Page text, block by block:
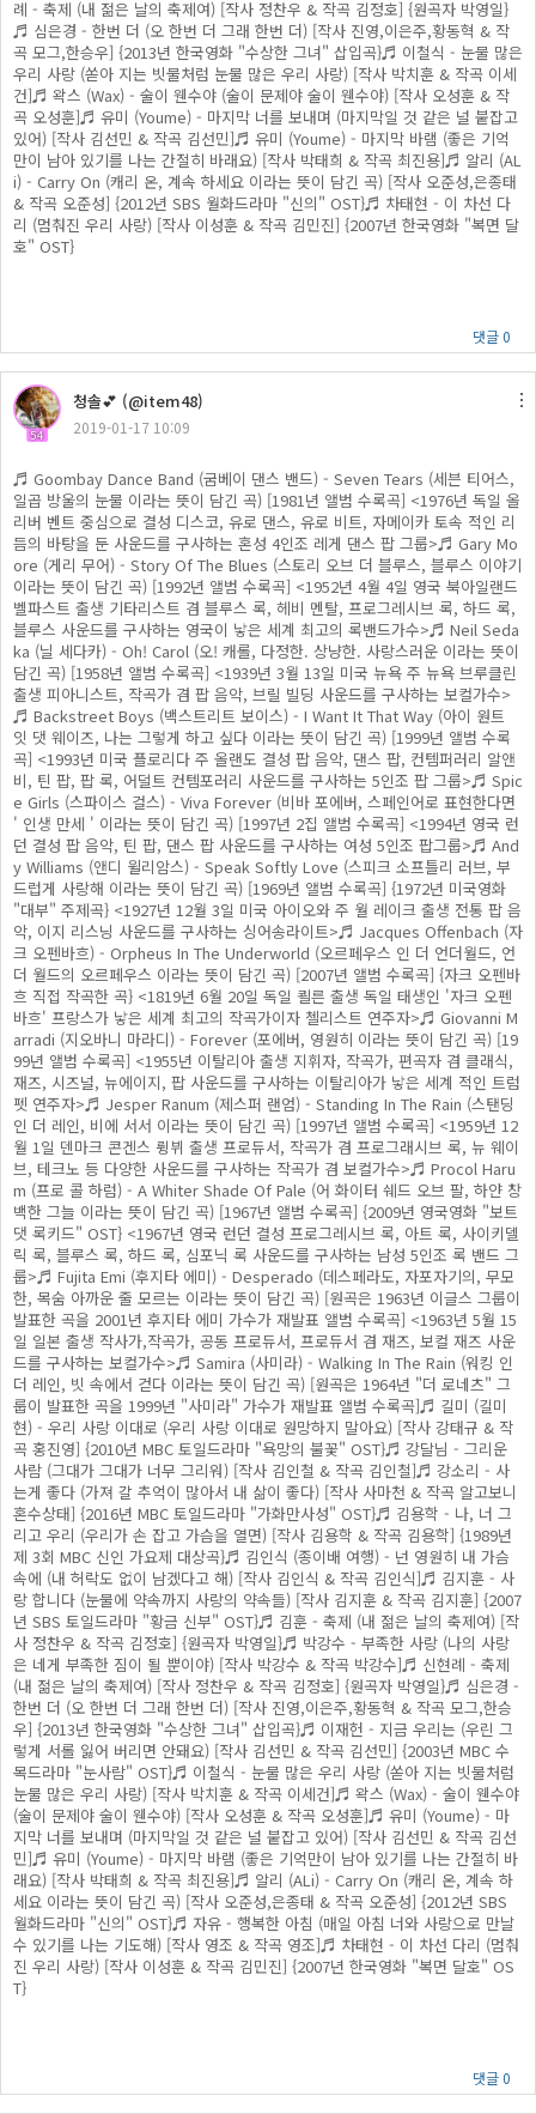
례 - 축제 (내 젊은 날의 축제여) [작사 정찬우 & 작곡 김정호] {원곡자 박영일}
♬ 심은경 - 한번 더 (오 한번 더 그래 한번 더) [작사 진영,이은주,황동혁 & 작
곡 모그,한승우] {2013년 한국영화 "수상한 그녀" 삽입곡}♬ 이철식 - 눈물 많은
우리 사랑 (쏟아 지는 빗물처럼 눈물 많은 우리 사랑) [작사 박치훈 & 작곡 이세
건]♬ 왁스 (Wax) - 술이 웬수야 (술이 문제야 술이 웬수야) [작사 오성훈 & 작
곡 오성훈]♬ 유미 (Youme) - 마지막 너를 보내며 (마지막일 것 같은 널 붙잡고
있어) [작사 김선민 & 작곡 김선민]♬ 유미 (Youme) - 마지막 바램 (좋은 기억
만이 남아 있기를 나는 간절히 바래요) [작사 박태희 & 작곡 최진용]♬ 알리 (AL
i) - Carry On (캐리 온, 계속 하세요 이라는 뜻이 담긴 곡) [작사 오준성,은종태
& 작곡 오준성] {2012년 SBS 월화드라마 "신의" OST}♬ 차태현 - 이 차선 다
리 (멈춰진 우리 사랑) [작사 이성훈 & 작곡 김민진] {2007년 한국영화 "복면 달
호" OST}
댓글 0
54
청솔💕 (@item48)
2019-01-17 10:09
♬ Goombay Dance Band (굼베이 댄스 밴드) - Seven Tears (세븐 티어스,
일곱 방울의 눈물 이라는 뜻이 담긴 곡) [1981년 앨범 수록곡] <1976년 독일 올
리버 벤트 중심으로 결성 디스코, 유로 댄스, 유로 비트, 자메이카 토속 적인 리
듬의 바탕을 둔 사운드를 구사하는 혼성 4인조 레게 댄스 팝 그룹>♬ Gary Mo
ore (게리 무어) - Story Of The Blues (스토리 오브 더 블루스, 블루스 이야기
이라는 뜻이 담긴 곡) [1992년 앨범 수록곡] <1952년 4월 4일 영국 북아일랜드
벨파스트 출생 기타리스트 겸 블루스 록, 헤비 멘탈, 프로그레시브 록, 하드 록,
블루스 사운드를 구사하는 영국이 낳은 세계 최고의 록밴드가수>♬ Neil Seda
ka (닐 세다카) - Oh! Carol (오! 캐롤, 다정한. 상냥한. 사랑스러운 이라는 뜻이
담긴 곡) [1958년 앨범 수록곡] <1939년 3월 13일 미국 뉴욕 주 뉴욕 브루클린
출생 피아니스트, 작곡가 겸 팝 음악, 브릴 빌딩 사운드를 구사하는 보컬가수>
♬ Backstreet Boys (백스트리트 보이스) - I Want It That Way (아이 원트
잇 댓 웨이즈, 나는 그렇게 하고 싶다 이라는 뜻이 담긴 곡) [1999년 앨범 수록
곡] <1993년 미국 플로리다 주 올랜도 결성 팝 음악, 댄스 팝, 컨템퍼러리 알앤
비, 틴 팝, 팝 록, 어덜트 컨템포러리 사운드를 구사하는 5인조 팝 그룹>♬ Spic
e Girls (스파이스 걸스) - Viva Forever (비바 포에버, 스페인어로 표현한다면
' 인생 만세 ' 이라는 뜻이 담긴 곡) [1997년 2집 앨범 수록곡] <1994년 영국 런
던 결성 팝 음악, 틴 팝, 댄스 팝 사운드를 구사하는 여성 5인조 팝그룹>♬ And
y Williams (앤디 윌리암스) - Speak Softly Love (스피크 소프틀리 러브, 부
드럽게 사랑해 이라는 뜻이 담긴 곡) [1969년 앨범 수록곡] {1972년 미국영화
"대부" 주제곡} <1927년 12월 3일 미국 아이오와 주 월 레이크 출생 전통 팝 음
악, 이지 리스닝 사운드를 구사하는 싱어송라이트>♬ Jacques Offenbach (자
크 오펜바흐) - Orpheus In The Underworld (오르페우스 인 더 언더월드, 언
더 월드의 오르페우스 이라는 뜻이 담긴 곡) [2007년 앨범 수록곡] {자크 오펜바
흐 직접 작곡한 곡} <1819년 6월 20일 독일 쾰른 출생 독일 태생인 '자크 오펜
바흐' 프랑스가 낳은 세계 최고의 작곡가이자 첼리스트 연주자>♬ Giovanni M
arradi (지오바니 마라디) - Forever (포에버, 영원히 이라는 뜻이 담긴 곡) [19
99년 앨범 수록곡] <1955년 이탈리아 출생 지휘자, 작곡가, 편곡자 겸 클래식,
재즈, 시즈널, 뉴에이지, 팝 사운드를 구사하는 이탈리아가 낳은 세계 적인 트럼
펫 연주자>♬ Jesper Ranum (제스퍼 랜엄) - Standing In The Rain (스탠딩
인 더 레인, 비에 서서 이라는 뜻이 담긴 곡) [1997년 앨범 수록곡] <1959년 12
월 1일 덴마크 콘겐스 륑뷔 출생 프로듀서, 작곡가 겸 프로그래시브 록, 뉴 웨이
브, 테크노 등 다양한 사운드를 구사하는 작곡가 겸 보컬가수>♬ Procol Haru
m (프로 콜 하럼) - A Whiter Shade Of Pale (어 화이터 쉐드 오브 팔, 하얀 창
백한 그늘 이라는 뜻이 담긴 곡) [1967년 앨범 수록곡] {2009년 영국영화 "보트
댓 록키드" OST} <1967년 영국 런던 결성 프로그레시브 록, 아트 록, 사이키델
릭 록, 블루스 록, 하드 록, 심포닉 록 사운드를 구사하는 남성 5인조 록 밴드 그
룹>♬ Fujita Emi (후지타 에미) - Desperado (데스페라도, 자포자기의, 무모
한, 목숨 아까운 줄 모르는 이라는 뜻이 담긴 곡) [원곡은 1963년 이글스 그룹이
발표한 곡을 2001년 후지타 에미 가수가 재발표 앨범 수록곡] <1963년 5월 15
일 일본 출생 작사가,작곡가, 공동 프로듀서, 프로듀서 겸 재즈, 보컬 재즈 사운
드를 구사하는 보컬가수>♬ Samira (사미라) - Walking In The Rain (워킹 인
더 레인, 빗 속에서 걷다 이라는 뜻이 담긴 곡) [원곡은 1964년 "더 로네츠" 그
룹이 발표한 곡을 1999년 "사미라" 가수가 재발표 앨범 수록곡]♬ 길미 (길미
현) - 우리 사랑 이대로 (우리 사랑 이대로 원망하지 말아요) [작사 강태규 & 작
곡 홍진영] {2010년 MBC 토일드라마 "욕망의 불꽃" OST}♬ 강달님 - 그리운
사람 (그대가 그대가 너무 그리워) [작사 김인철 & 작곡 김인철]♬ 강소리 - 사
는게 좋다 (가져 갈 추억이 많아서 내 삶이 좋다) [작사 사마천 & 작곡 알고보니
혼수상태] {2016년 MBC 토일드라마 "가화만사성" OST}♬ 김용학 - 나, 너 그
리고 우리 (우리가 손 잡고 가슴을 열면) [작사 김용학 & 작곡 김용학] {1989년
제 3회 MBC 신인 가요제 대상곡}♬ 김인식 (종이배 여행) - 넌 영원히 내 가슴
속에 (내 허락도 없이 남겠다고 해) [작사 김인식 & 작곡 김인식]♬ 김지훈 - 사
랑 합니다 (눈물에 약속까지 사랑의 약속들) [작사 김지훈 & 작곡 김지훈] {2007
년 SBS 토일드라마 "황금 신부" OST}♬ 김훈 - 축제 (내 젊은 날의 축제여) [작
사 정찬우 & 작곡 김정호] {원곡자 박영일}♬ 박강수 - 부족한 사랑 (나의 사랑
은 네게 부족한 짐이 될 뿐이야) [작사 박강수 & 작곡 박강수]♬ 신현례 - 축제
(내 젊은 날의 축제여) [작사 정찬우 & 작곡 김정호] {원곡자 박영일}♬ 심은경 -
한번 더 (오 한번 더 그래 한번 더) [작사 진영,이은주,황동혁 & 작곡 모그,한승
우] {2013년 한국영화 "수상한 그녀" 삽입곡}♬ 이재헌 - 지금 우리는 (우린 그
렇게 서롤 잃어 버리면 안돼요) [작사 김선민 & 작곡 김선민] {2003년 MBC 수
목드라마 "눈사람" OST}♬ 이철식 - 눈물 많은 우리 사랑 (쏟아 지는 빗물처럼
눈물 많은 우리 사랑) [작사 박치훈 & 작곡 이세건]♬ 왁스 (Wax) - 술이 웬수야
(술이 문제야 술이 웬수야) [작사 오성훈 & 작곡 오성훈]♬ 유미 (Youme) - 마
지막 너를 보내며 (마지막일 것 같은 널 붙잡고 있어) [작사 김선민 & 작곡 김선
민]♬ 유미 (Youme) - 마지막 바램 (좋은 기억만이 남아 있기를 나는 간절히 바
래요) [작사 박태희 & 작곡 최진용]♬ 알리 (ALi) - Carry On (캐리 온, 계속 하
세요 이라는 뜻이 담긴 곡) [작사 오준성,은종태 & 작곡 오준성] {2012년 SBS
월화드라마 "신의" OST}♬ 자유 - 행복한 아침 (매일 아침 너와 사랑으로 만날
수 있기를 나는 기도해) [작사 영조 & 작곡 영조]♬ 차태현 - 이 차선 다리 (멈춰
진 우리 사랑) [작사 이성훈 & 작곡 김민진] {2007년 한국영화 "복면 달호" OS
T}
댓글 0